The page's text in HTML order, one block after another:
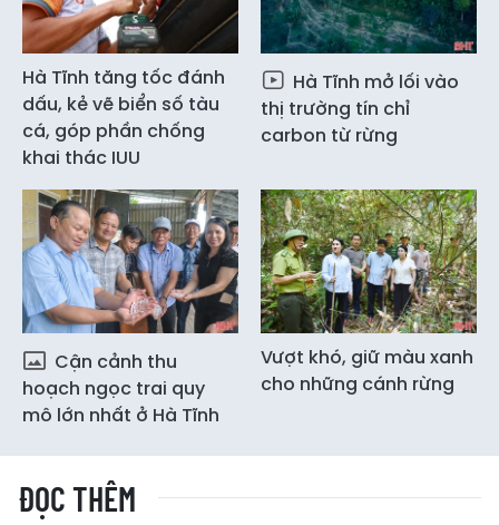
Hà Tĩnh tăng tốc đánh
dấu, kẻ vẽ biển số tàu
cá, góp phần chống
khai thác IUU
Hà Tĩnh mở lối vào
thị trường tín chỉ
carbon từ rừng
Cận cảnh thu
hoạch ngọc trai quy
mô lớn nhất ở Hà Tĩnh
Vượt khó, giữ màu xanh
cho những cánh rừng
ĐỌC THÊM